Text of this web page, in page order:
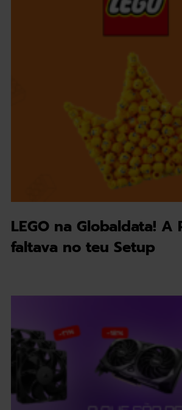
LEGO na Globaldata! A
faltava no teu Setup